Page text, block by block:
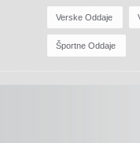
Verske Oddaje
Športne Oddaje